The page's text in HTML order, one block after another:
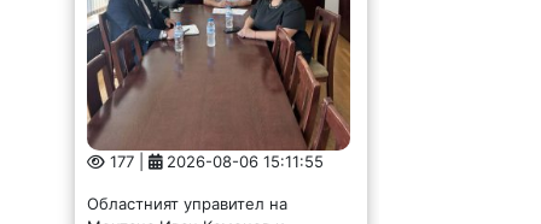
177 | 2026-08-06 15:11:55
Монтана Иван Каменов и